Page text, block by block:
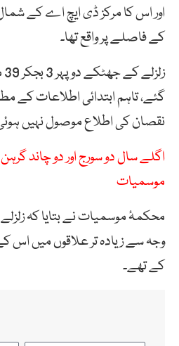
کے فاصلے پر واقع تھا۔
گئے، تاہم ابتدائی اطلاعات کے
نقصان کی اطلاع موصول نہیں
اگلے سال دو سورج اور دو چاند
موسمیات
محکمۂ موسمیات نے بتایا کہ
وجہ سے زیادہ تر علاقوں میں
کے تھے۔